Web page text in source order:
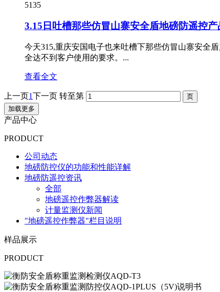
5135
3.15日吐槽那些仿冒山寨安全盾地磅防遥控产
今天315,重庆安国电子也来吐槽下那些仿冒山寨安全
全达不到客户使用的要求。...
查看全文
上一页1下一页 转至第
加载更多
产品中心
PRODUCT
公司动态
地磅防控仪的功能和性能详解
地磅防遥控资讯
全部
地磅遥控作弊器解读
计量监测仪新闻
"地磅遥控作弊器"栏目说明
样品展示
PRODUCT